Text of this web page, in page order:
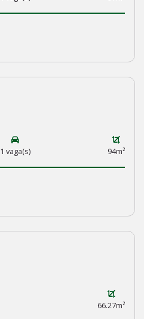
1 vaga(s) 94m²
66.27m²